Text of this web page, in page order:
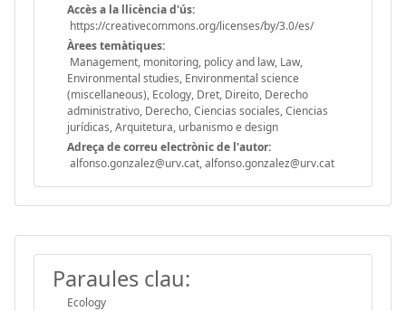
Accès a la llicència d'ús:
https://creativecommons.org/licenses/by/3.0/es/
Àrees temàtiques:
Management, monitoring, policy and law, Law,
Environmental studies, Environmental science
(miscellaneous), Ecology, Dret, Direito, Derecho
administrativo, Derecho, Ciencias sociales, Ciencias
jurídicas, Arquitetura, urbanismo e design
Adreça de correu electrònic de l'autor:
alfonso.gonzalez@urv.cat, alfonso.gonzalez@urv.cat
Paraules clau:
Ecology